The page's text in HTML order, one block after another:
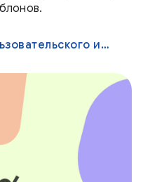
Перейти к комплекту пользовательского интерфейса Android